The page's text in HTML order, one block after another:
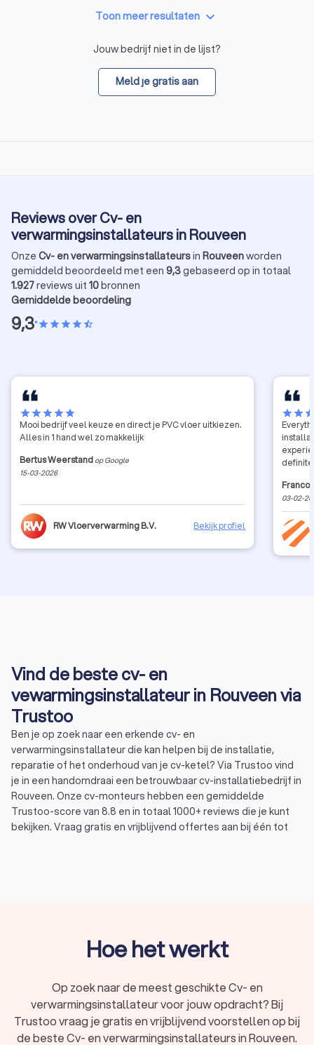
Toon meer resultaten keyboard_arrow_down
Jouw bedrijf niet in de lijst?
Meld je gratis aan
Reviews over Cv- en
verwarmingsinstallateurs in Rouveen
Onze Cv- en verwarmingsinstallateursin Rouveenworden
gemiddeld beoordeeld met een 9,3gebaseerd op in totaal
1.927reviews uit 10bronnen
Gemiddelde beoordeling
9,3•starstarstarstarstar_half
starstarstarstarstar
Mooi bedrijf veel keuze en direct je PVC vloer uitkiezen.
Alles in 1 hand wel zo makkelijk
Bertus Weerstand op Google
15-03-2026
RW Vloerverwarming B.V. Bekijk profiel
starstar
03-02-
Vind de beste cv- en
vewarmingsinstallateur in Rouveen via
Trustoo
Ben je op zoek naar een erkende cv- en
verwarmingsinstallateur die kan helpen bij de installatie,
reparatie of het onderhoud van je cv-ketel? Via Trustoo vind
je in een handomdraai een betrouwbaar cv-installatiebedrijf in
Rouveen. Onze cv-monteurs hebben een gemiddelde
Trustoo-score van 8.8 en in totaal 1000+ reviews die je kunt
bekijken. Vraag gratis en vrijblijvend offertes aan bij één tot
Een cv- en verwarmingsinstallateur is gespecialiseerd in het
plaatsen, onderhouden en repareren van cv-ketels en
installeren, je bestaande centrale verwarming wilt
optimaliseren of op zoek bent naar een oplossing voor een
storing, een cv-service staat klaar om je te helpen. Trustoo
helpt je bij het vergelijken van cv-specialisten in Rouveen en
Hoe het werkt
Op zoek naar de meest geschikte Cv- en
verwarmingsinstallateur voor jouw opdracht? Bij
Trustoo vraag je gratis en vrijblijvend voorstellen op bij
de beste Cv- en verwarmingsinstallateurs in Rouveen.